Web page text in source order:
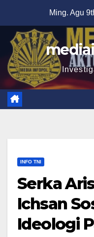
content
Ming. Agu
INFO TNI
Serka
Ichsan
Ideologi